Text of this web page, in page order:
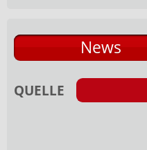
News
QUELLE